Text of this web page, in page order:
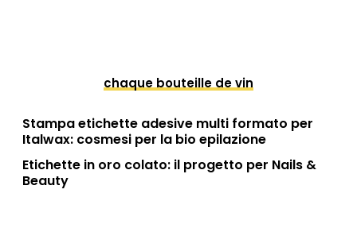
chaque bouteille de vin
Stampa etichette adesive multi formato per
Italwax: cosmesi per la bio epilazione
Etichette in oro colato: il progetto per Nails &
Beauty